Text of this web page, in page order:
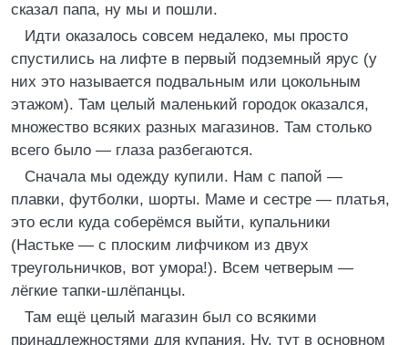
сказал папа, ну мы и пошли.
Идти оказалось совсем недалеко, мы просто
спустились на лифте в первый подземный ярус (у
них это называется подвальным или цокольным
этажом). Там целый маленький городок оказался,
множество всяких разных магазинов. Там столько
всего было — глаза разбегаются.
Сначала мы одежду купили. Нам с папой —
плавки, футболки, шорты. Маме и сестре — платья,
это если куда соберёмся выйти, купальники
(Настьке — с плоским лифчиком из двух
треугольничков, вот умора!). Всем четверым —
лёгкие тапки-шлёпанцы.
Там ещё целый магазин был со всякими
принадлежностями для купания. Ну, тут в основном